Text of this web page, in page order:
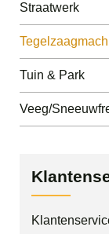
Straatwerk
Tuin & Park
Veeg/